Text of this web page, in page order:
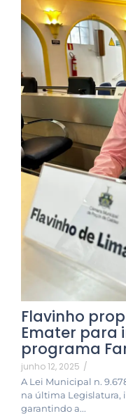
Flavinho
Emater para
programa
junho 12, 2025 /
A Lei Municipal n.
na última Legislatura,
garantindo a...